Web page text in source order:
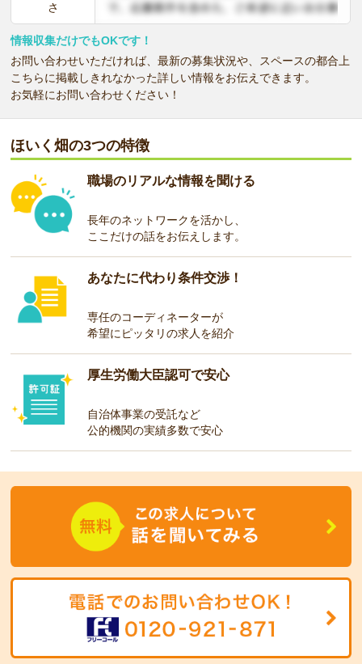
さ
情報収集だけでもOKです！
お問い合わせいただければ、最新の募集状況や、スペースの都合上
こちらに掲載しきれなかった詳しい情報をお伝えできます。
お気軽にお問い合わせください！
ほいく畑の3つの特徴
職場のリアルな情報を聞ける
長年のネットワークを活かし、
ここだけの話をお伝えします。
あなたに代わり条件交渉！
専任のコーディネーターが
希望にピッタリの求人を紹介
厚生労働大臣認可で安心
自治体事業の受託など
公的機関の実績多数で安心